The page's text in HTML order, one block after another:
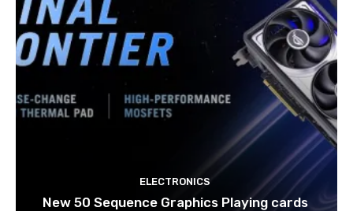
ELECTRONICS
New 50 Sequence Graphics Playing cards